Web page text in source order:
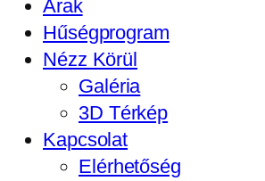
Árak
Hűségprogram
Nézz Körül
Galéria
3D Térkép
Kapcsolat
Elérhetőség